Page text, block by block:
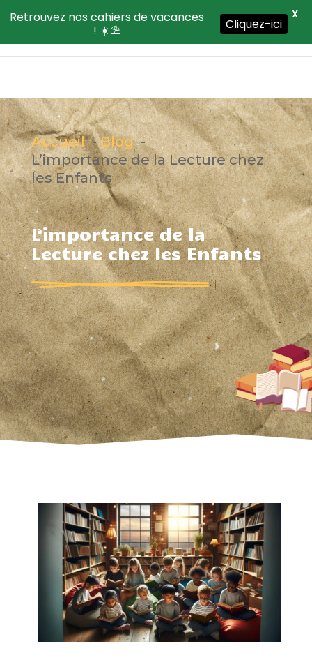
Accueil
Blog
L’importance de la Lecture chez
les Enfants
L’importance de la
Lecture chez les Enfants
Retrouvez nos cahiers de vacances
! ☀️⛱️
Cliquez-ici
X